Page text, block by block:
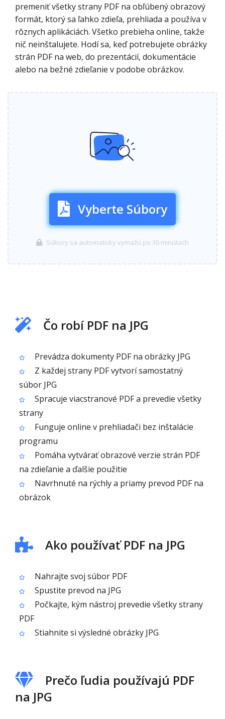
premeniť všetky strany PDF na obľúbený obrazový
formát, ktorý sa ľahko zdieľa, prehliada a používa v
rôznych aplikáciách. Všetko prebieha online, takže
nič neinštalujete. Hodí sa, keď potrebujete obrázky
strán PDF na web, do prezentácií, dokumentácie
alebo na bežné zdieľanie v podobe obrázkov.
Vyberte Súbory
Súbory sa automaticky vymažú po 30 minútach
Čo robí PDF na JPG
Prevádza dokumenty PDF na obrázky JPG
Z každej strany PDF vytvorí samostatný
súbor JPG
Spracuje viacstranové PDF a prevedie všetky
strany
Funguje online v prehliadači bez inštalácie
programu
Pomáha vytvárať obrazové verzie strán PDF
na zdieľanie a ďalšie použitie
Navrhnuté na rýchly a priamy prevod PDF na
obrázok
Ako používať PDF na JPG
Nahrajte svoj súbor PDF
Spustite prevod na JPG
Počkajte, kým nástroj prevedie všetky strany
PDF
Stiahnite si výsledné obrázky JPG
Prečo ľudia používajú PDF
na JPG